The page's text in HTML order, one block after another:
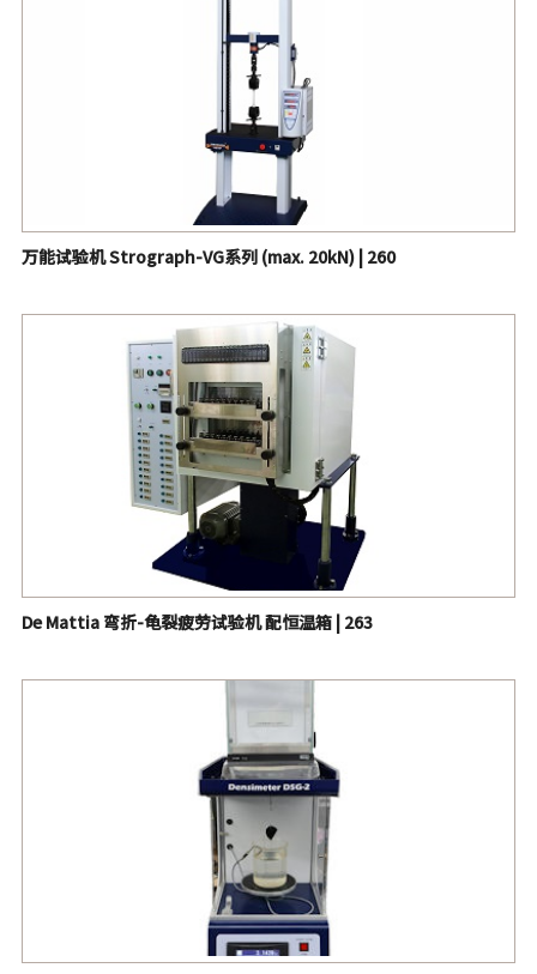
万能试验机 Strograph-VG系列 (max. 20kN) | 260
De Mattia 弯折-龟裂疲劳试验机 配恒温箱 | 263